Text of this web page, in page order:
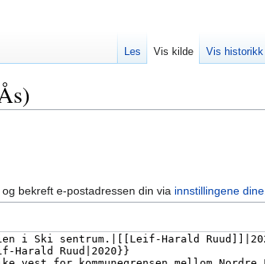
bekreft e-postadressen din via innstillingene dine
Les Vis kilde Vis historikk